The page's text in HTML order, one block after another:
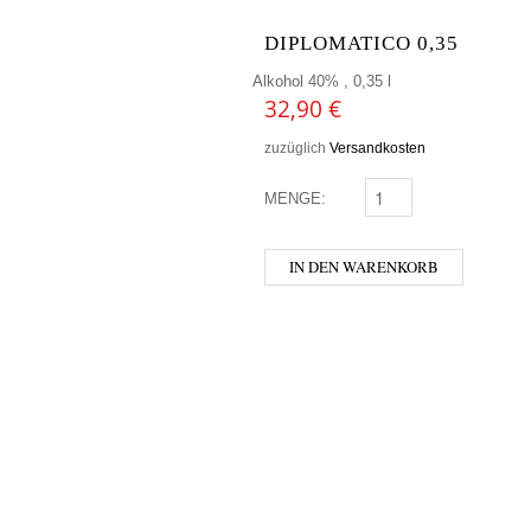
DIPLOMATICO 0,35
Alkohol 40% , 0,35 l
32,90 €
zuzüglich Versandkosten
MENGE: DIPLOMATICO 0,35
IN DEN WARENKORB